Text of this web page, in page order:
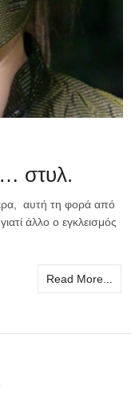
στυλ.
αυτή τη φορά από
άλλο ο εγκλεισμός
Read More...